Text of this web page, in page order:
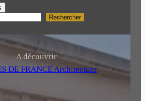
Rechercher
A découvrir
DE FRANCE Architecture